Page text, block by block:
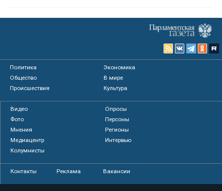
Политика
Экономика
Общество
В мире
Происшествия
Культура
Видео
Опросы
Фото
Персоны
Мнения
Регионы
Медиацентр
Интервью
Колумнисты
Контакты Реклама Вакансии